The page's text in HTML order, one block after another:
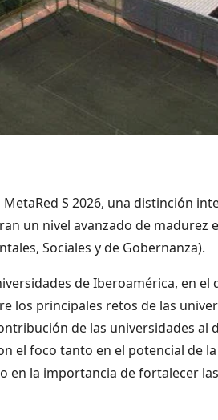
S 2026, una distinción
un nivel avanzado de madurez
Sociales y de Gobernanza).
de Iberoamérica, en el
los principales retos de las
de las universidades al
el foco tanto en el potencial de
en la importancia de fortalecer